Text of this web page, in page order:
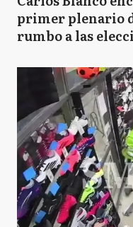
primer plenario
rumbo a las